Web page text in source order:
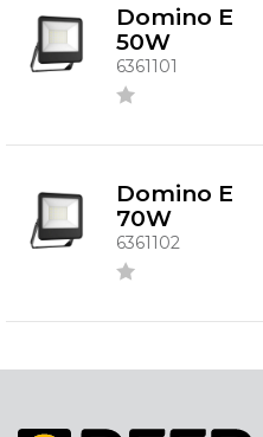
Domino E
50W
6361101
Domino E
70W
6361102